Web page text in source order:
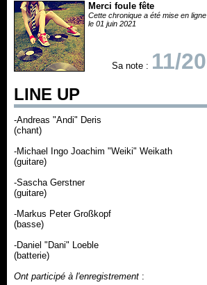
Merci foule fête
Cette chronique a été mise en ligne
le 01 juin 2021
Sa note : 11/20
LINE UP
-Andreas "Andi" Deris
(chant)
-Michael Ingo Joachim "Weiki" Weikath
(guitare)
-Sascha Gerstner
(guitare)
-Markus Peter Großkopf
(basse)
-Daniel "Dani" Loeble
(batterie)
Ont participé à l'enregistrement :